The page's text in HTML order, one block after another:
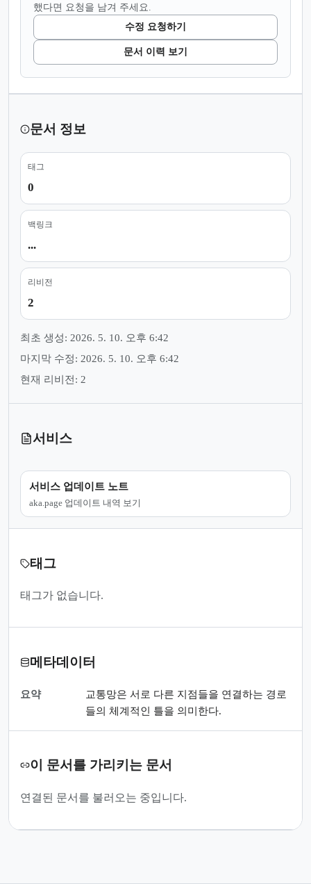
했다면 요청을 남겨 주세요.
수정 요청하기
문서 이력 보기
문서 정보
태그
0
백링크
...
리비전
2
최초 생성: 2026. 5. 10. 오후 6:42
마지막 수정: 2026. 5. 10. 오후 6:42
현재 리비전: 2
서비스
서비스 업데이트 노트
aka.page 업데이트 내역 보기
태그
태그가 없습니다.
메타데이터
요약
교통망은 서로 다른 지점들을 연결하는 경로
들의 체계적인 틀을 의미한다.
이 문서를 가리키는 문서
연결된 문서를 불러오는 중입니다.